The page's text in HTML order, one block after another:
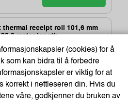
thermal receipt roll 101,6 mm
meter length
/BDL7J000102058
stk på lager.
Stk. til denne tilbudsprisen
- Produktet kan ikke bli returnert
etter ordrebek...
(cookies) for å
som kan bidra til å forbedre
er viktig for at
korrekt i nettleseren din. Hvis du
våre, godkjenner du bruken av